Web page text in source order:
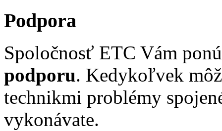
Podpora
Spoločnosť ETC Vám
podporu. Kedykoľvek
technikmi problémy
vykonávate.